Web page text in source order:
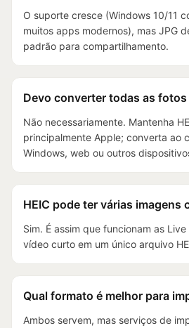
O suporte cresce (Windows 10/11
muitos apps modernos), mas JPG
padrão para compartilhamento.
Devo converter todas as fotos
Não necessariamente. Mantenha
principalmente Apple; converta ao
Windows, web ou outros
HEIC pode ter várias imagens
Sim. É assim que funcionam as
vídeo curto em um único arquivo
Qual formato é melhor para
Ambos servem, mas serviços de